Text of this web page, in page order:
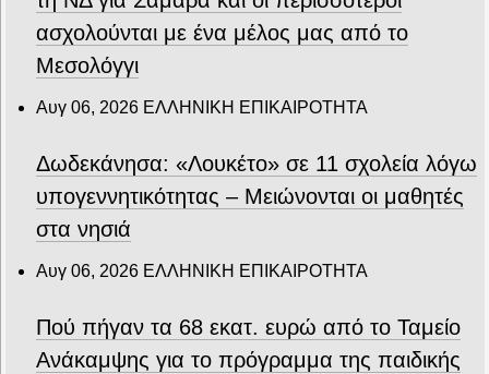
ασχολούνται με ένα μέλος μας από το
Μεσολόγγι
Αυγ 06, 2026 ΕΛΛΗΝΙΚΗ ΕΠΙΚΑΙΡΟΤΗΤΑ
Δωδεκάνησα: «Λουκέτο» σε 11 σχολεία λόγω
υπογεννητικότητας – Μειώνονται οι μαθητές
στα νησιά
Αυγ 06, 2026 ΕΛΛΗΝΙΚΗ ΕΠΙΚΑΙΡΟΤΗΤΑ
Πού πήγαν τα 68 εκατ. ευρώ από το Ταμείο
Ανάκαμψης για το πρόγραμμα της παιδικής